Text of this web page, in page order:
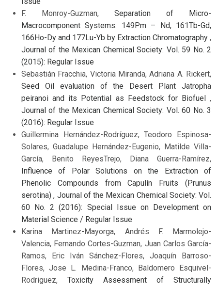
F. Monroy-Guzman, Separation of Micro-
Macrocomponent Systems: 149Pm – Nd, 161Tb-Gd,
166Ho-Dy and 177Lu-Yb by Extraction Chromatography ,
Journal of the Mexican Chemical Society: Vol. 59 No. 2
(2015): Regular Issue
Sebastián Fracchia, Victoria Miranda, Adriana A. Rickert,
Seed Oil evaluation of the Desert Plant Jatropha
peiranoi and its Potential as Feedstock for Biofuel ,
Journal of the Mexican Chemical Society: Vol. 60 No. 3
(2016): Regular Issue
Guillermina Hernández-Rodríguez, Teodoro Espinosa-
Solares, Guadalupe Hernández-Eugenio, Matilde Villa-
García, Benito ReyesTrejo, Diana Guerra-Ramírez,
Influence of Polar Solutions on the Extraction of
Phenolic Compounds from Capulín Fruits (Prunus
serotina), Journal of the Mexican Chemical Society: Vol.
60 No. 2 (2016): Special Issue on Development on
Material Science / Regular Issue
Karina Martinez-Mayorga, Andrés F. Marmolejo-
Valencia, Fernando Cortes-Guzman, Juan Carlos García-
Ramos, Eric Iván Sánchez-Flores, Joaquín Barroso-
Flores, Jose L. Medina-Franco, Baldomero Esquivel-
Rodriguez, Toxicity Assessment of Structurally